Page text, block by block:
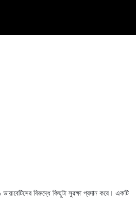
ডায়াবেটিসের বিরুদ্ধে কিছুটা সুরক্ষা প্রদান করে। একটি